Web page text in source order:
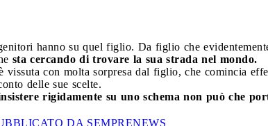
hanno su quel figlio. Da figlio che
sta cercando di trovare la sua strada nel mondo.
con molta sorpresa dal figlio, che comincia
delle sue scelte.
rigidamente su uno schema non può che
DA SEMPRENEWS